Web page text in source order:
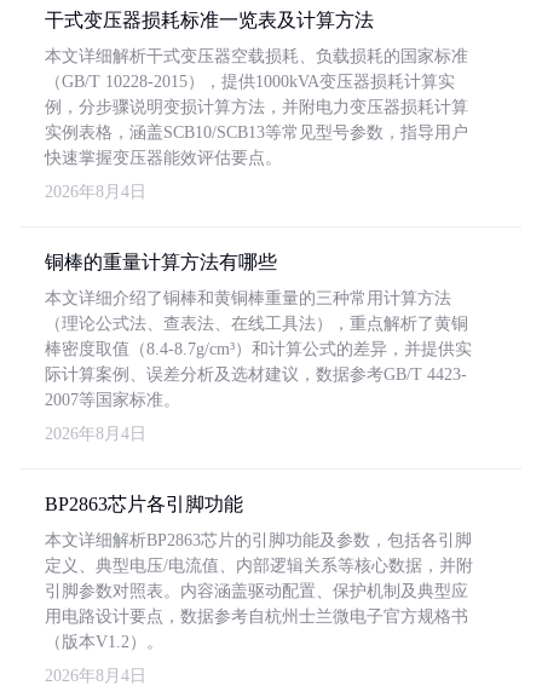
干式变压器损耗标准一览表及计算方法
本文详细解析干式变压器空载损耗、负载损耗的国家标准
（GB/T 10228-2015），提供1000kVA变压器损耗计算实
例，分步骤说明变损计算方法，并附电力变压器损耗计算
实例表格，涵盖SCB10/SCB13等常见型号参数，指导用户
快速掌握变压器能效评估要点。
2026年8月4日
铜棒的重量计算方法有哪些
本文详细介绍了铜棒和黄铜棒重量的三种常用计算方法
（理论公式法、查表法、在线工具法），重点解析了黄铜
棒密度取值（8.4-8.7g/cm³）和计算公式的差异，并提供实
际计算案例、误差分析及选材建议，数据参考GB/T 4423-
2007等国家标准。
2026年8月4日
BP2863芯片各引脚功能
本文详细解析BP2863芯片的引脚功能及参数，包括各引脚
定义、典型电压/电流值、内部逻辑关系等核心数据，并附
引脚参数对照表。内容涵盖驱动配置、保护机制及典型应
用电路设计要点，数据参考自杭州士兰微电子官方规格书
（版本V1.2）。
2026年8月4日